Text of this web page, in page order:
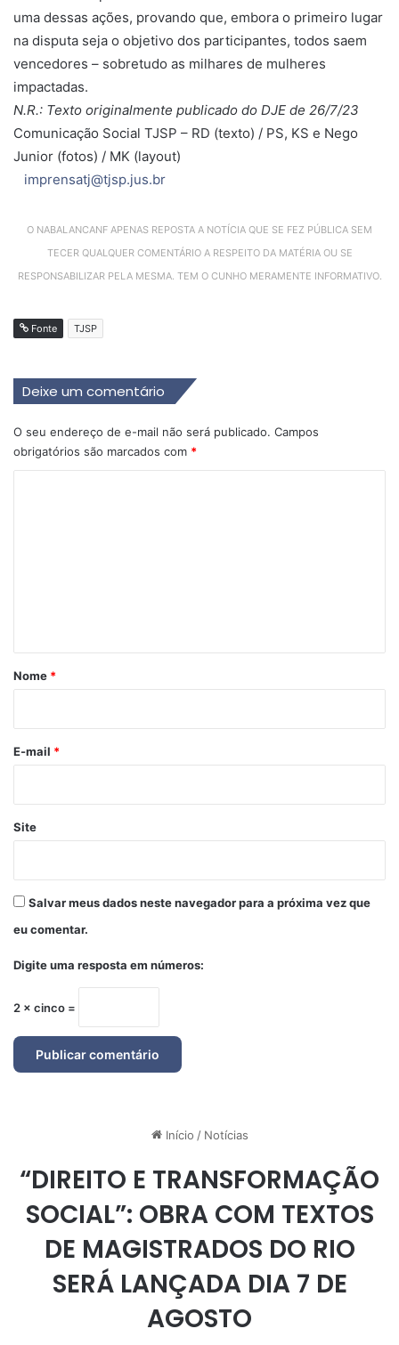
uma dessas ações, provando que, embora o primeiro lugar
na disputa seja o objetivo dos participantes, todos saem
vencedores – sobretudo as milhares de mulheres
impactadas.
N.R.: Texto originalmente publicado do DJE de 26/7/23
Comunicação Social TJSP – RD (texto) / PS, KS e Nego
Junior (fotos) / MK (layout)
imprensatj@tjsp.jus.br
O NABALANCANF APENAS REPOSTA A NOTÍCIA QUE SE FEZ PÚBLICA SEM
TECER QUALQUER COMENTÁRIO A RESPEITO DA MATÉRIA OU SE
RESPONSABILIZAR PELA MESMA. TEM O CUNHO MERAMENTE INFORMATIVO.
Fonte TJSP
Deixe um comentário
O seu endereço de e-mail não será publicado. Campos
obrigatórios são marcados com *
r
*
Nome *
E-mail *
Site
Salvar meus dados neste navegador para a próxima vez que
eu comentar.
Digite uma resposta em números:
2 × cinco =